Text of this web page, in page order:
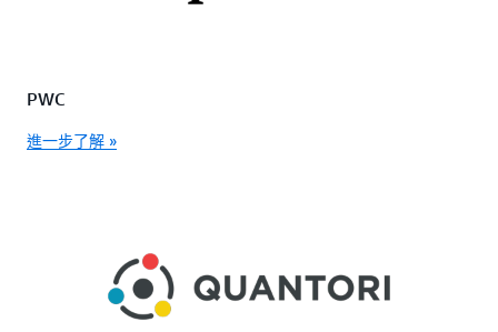
PWC
進一步了解 »